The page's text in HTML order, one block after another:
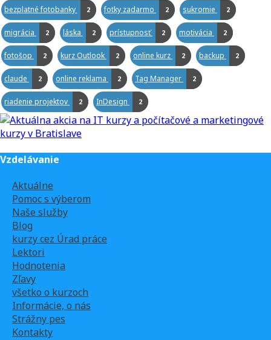
bezplatné fotobanky 2 fotky zadarmo 2 sukromie 2
migrácia 2 láska 2 prístupnosť 2 motivácia 2
fotošop 2 kurz Outlook 2 online kurz 2 backup 2
claude 2 online reklama 2 Tag Manager 2
riadenie projektov 2 InDesign 2
Vzdelávanie
Aktuálne
Pomoc s výberom
Naše služby
Blog
kurzy cez Úrad práce
Lektori
Hodnotenia
Zľavy
všetko o kurzoch
Informácie, o nás
Strážny pes
Kontakty